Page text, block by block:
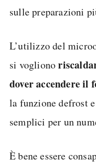
sulle preparazioni
L’utilizzo del
si vogliono
dover accendere il
la funzione defrost
semplici per un
È bene essere